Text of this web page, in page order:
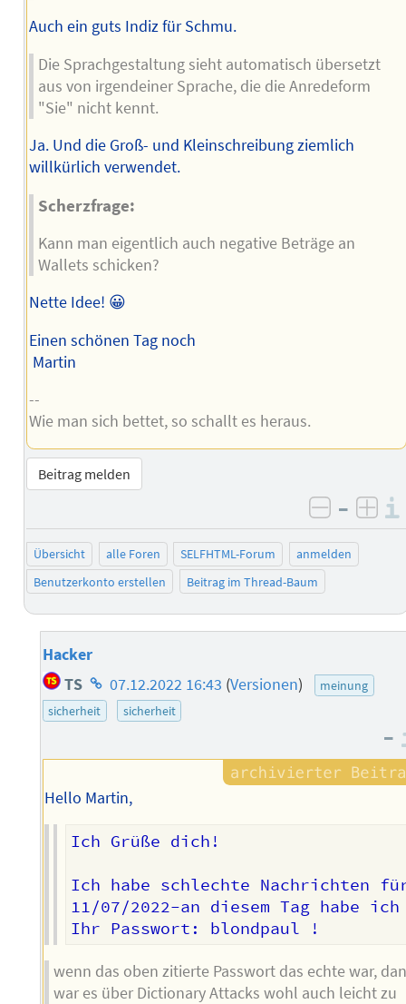
Auch ein guts Indiz für Schmu.
Die Sprachgestaltung sieht automatisch übersetzt
aus von irgendeiner Sprache, die die Anredeform
"Sie" nicht kennt.
Ja. Und die Groß- und Kleinschreibung ziemlich
willkürlich verwendet.
Scherzfrage:
Kann man eigentlich auch negative Beträge an
Wallets schicken?
Nette Idee! 😀
Einen schönen Tag noch
Martin
--
Wie man sich bettet, so schallt es heraus.
Beitrag melden
negativ
–
Übersicht alle Foren SELFHTML-Forum
anmelden
Benutzerkonto erstellen
Beitrag im Thread-Baum
Hacker
TS Homepage
des
07.12.2022 16:43 (Versionen)
meinung
sicherheit
sicherheit
–
Hello Martin,
Ich Grüße dich!
Ich habe schlechte Nachrichten
11/07/2022-an diesem Tag habe
wenn das oben zitierte Passwort das echte war,
war es über Dictionary Attacks wohl auch leicht zu